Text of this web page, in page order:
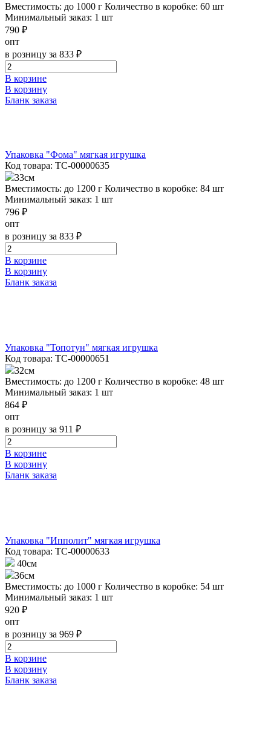
Вместимость: до 1000 г Количество в коробке: 60 шт
Минимальный заказ: 1 шт
790 ₽
опт
в розницу за 833 ₽
В корзине
В корзину
Бланк заказа
Упаковка "Фома" мягкая игрушка
Код товара: ТС-00000635
33см
Вместимость: до 1200 г Количество в коробке: 84 шт
Минимальный заказ: 1 шт
796 ₽
опт
в розницу за 833 ₽
В корзине
В корзину
Бланк заказа
Упаковка "Топотун" мягкая игрушка
Код товара: ТС-00000651
32см
Вместимость: до 1200 г Количество в коробке: 48 шт
Минимальный заказ: 1 шт
864 ₽
опт
в розницу за 911 ₽
В корзине
В корзину
Бланк заказа
Упаковка "Ипполит" мягкая игрушка
Код товара: ТС-00000633
40см
36см
Вместимость: до 1000 г Количество в коробке: 54 шт
Минимальный заказ: 1 шт
920 ₽
опт
в розницу за 969 ₽
В корзине
В корзину
Бланк заказа